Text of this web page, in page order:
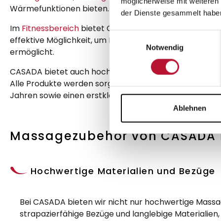
der Dienste gesammelt
Einwilligungsauswahl
Notwendig
Ablehnen
Wärmefunktionen bieten. Massagematten sind
Im Fitnessbereich bietet CASADA das PowerBoard,
effektive Möglichkeit, um Muskeln zu stimulieren und
ermöglicht.
CASADA bietet auch hochwertige
Hygieneartikel wie
Alle Produkte werden sorgfältig ausgewählt und
Jahren sowie einen erstklassigen Kundenservice, um
Massagezubehör von
Hochwertige Materialien und Bezüge
Bei CASADA bieten wir nicht nur hochwertige
strapazierfähige Bezüge und langlebige